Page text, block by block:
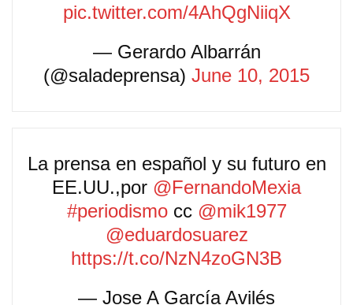
pic.twitter.com/4AhQgNiiqX
— Gerardo Albarrán
(@saladeprensa) June 10, 2015
La prensa en español y su futuro en
EE.UU.,por @FernandoMexia
#periodismocc @mik1977
@eduardosuarez
https://t.co/NzN4zoGN3B
— Jose A García Avilés